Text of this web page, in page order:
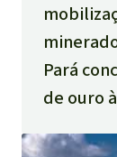
Pará
de ouro